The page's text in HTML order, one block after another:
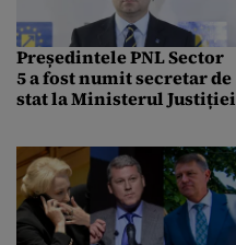
Președintele PNL Sector
5 a fost numit secretar de
stat la Ministerul Justiției